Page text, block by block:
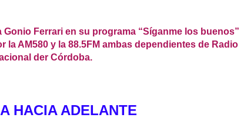
Ferrari en su programa “Síganme los buenos”
la AM580 y la 88.5FM ambas dependientes de Radio
der Córdoba.
HACIA ADELANTE